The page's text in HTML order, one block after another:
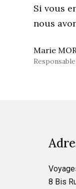
Si vous
nous
Marie
8 Bis